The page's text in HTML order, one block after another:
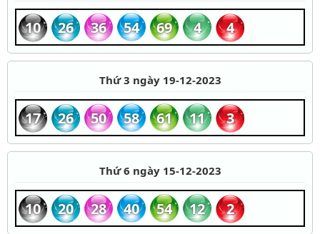
10 26 36 54 69 4 4
Thứ 3 ngày 19-12-2023
17 26 50 58 61 11 3
Thứ 6 ngày 15-12-2023
10 20 28 40 54 12 2